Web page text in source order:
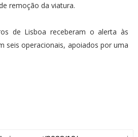
remoção da viatura.
de Lisboa receberam o alerta às
seis operacionais, apoiados por uma